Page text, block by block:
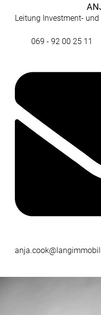
Leitung Investment-
069 - 92 00 25 11